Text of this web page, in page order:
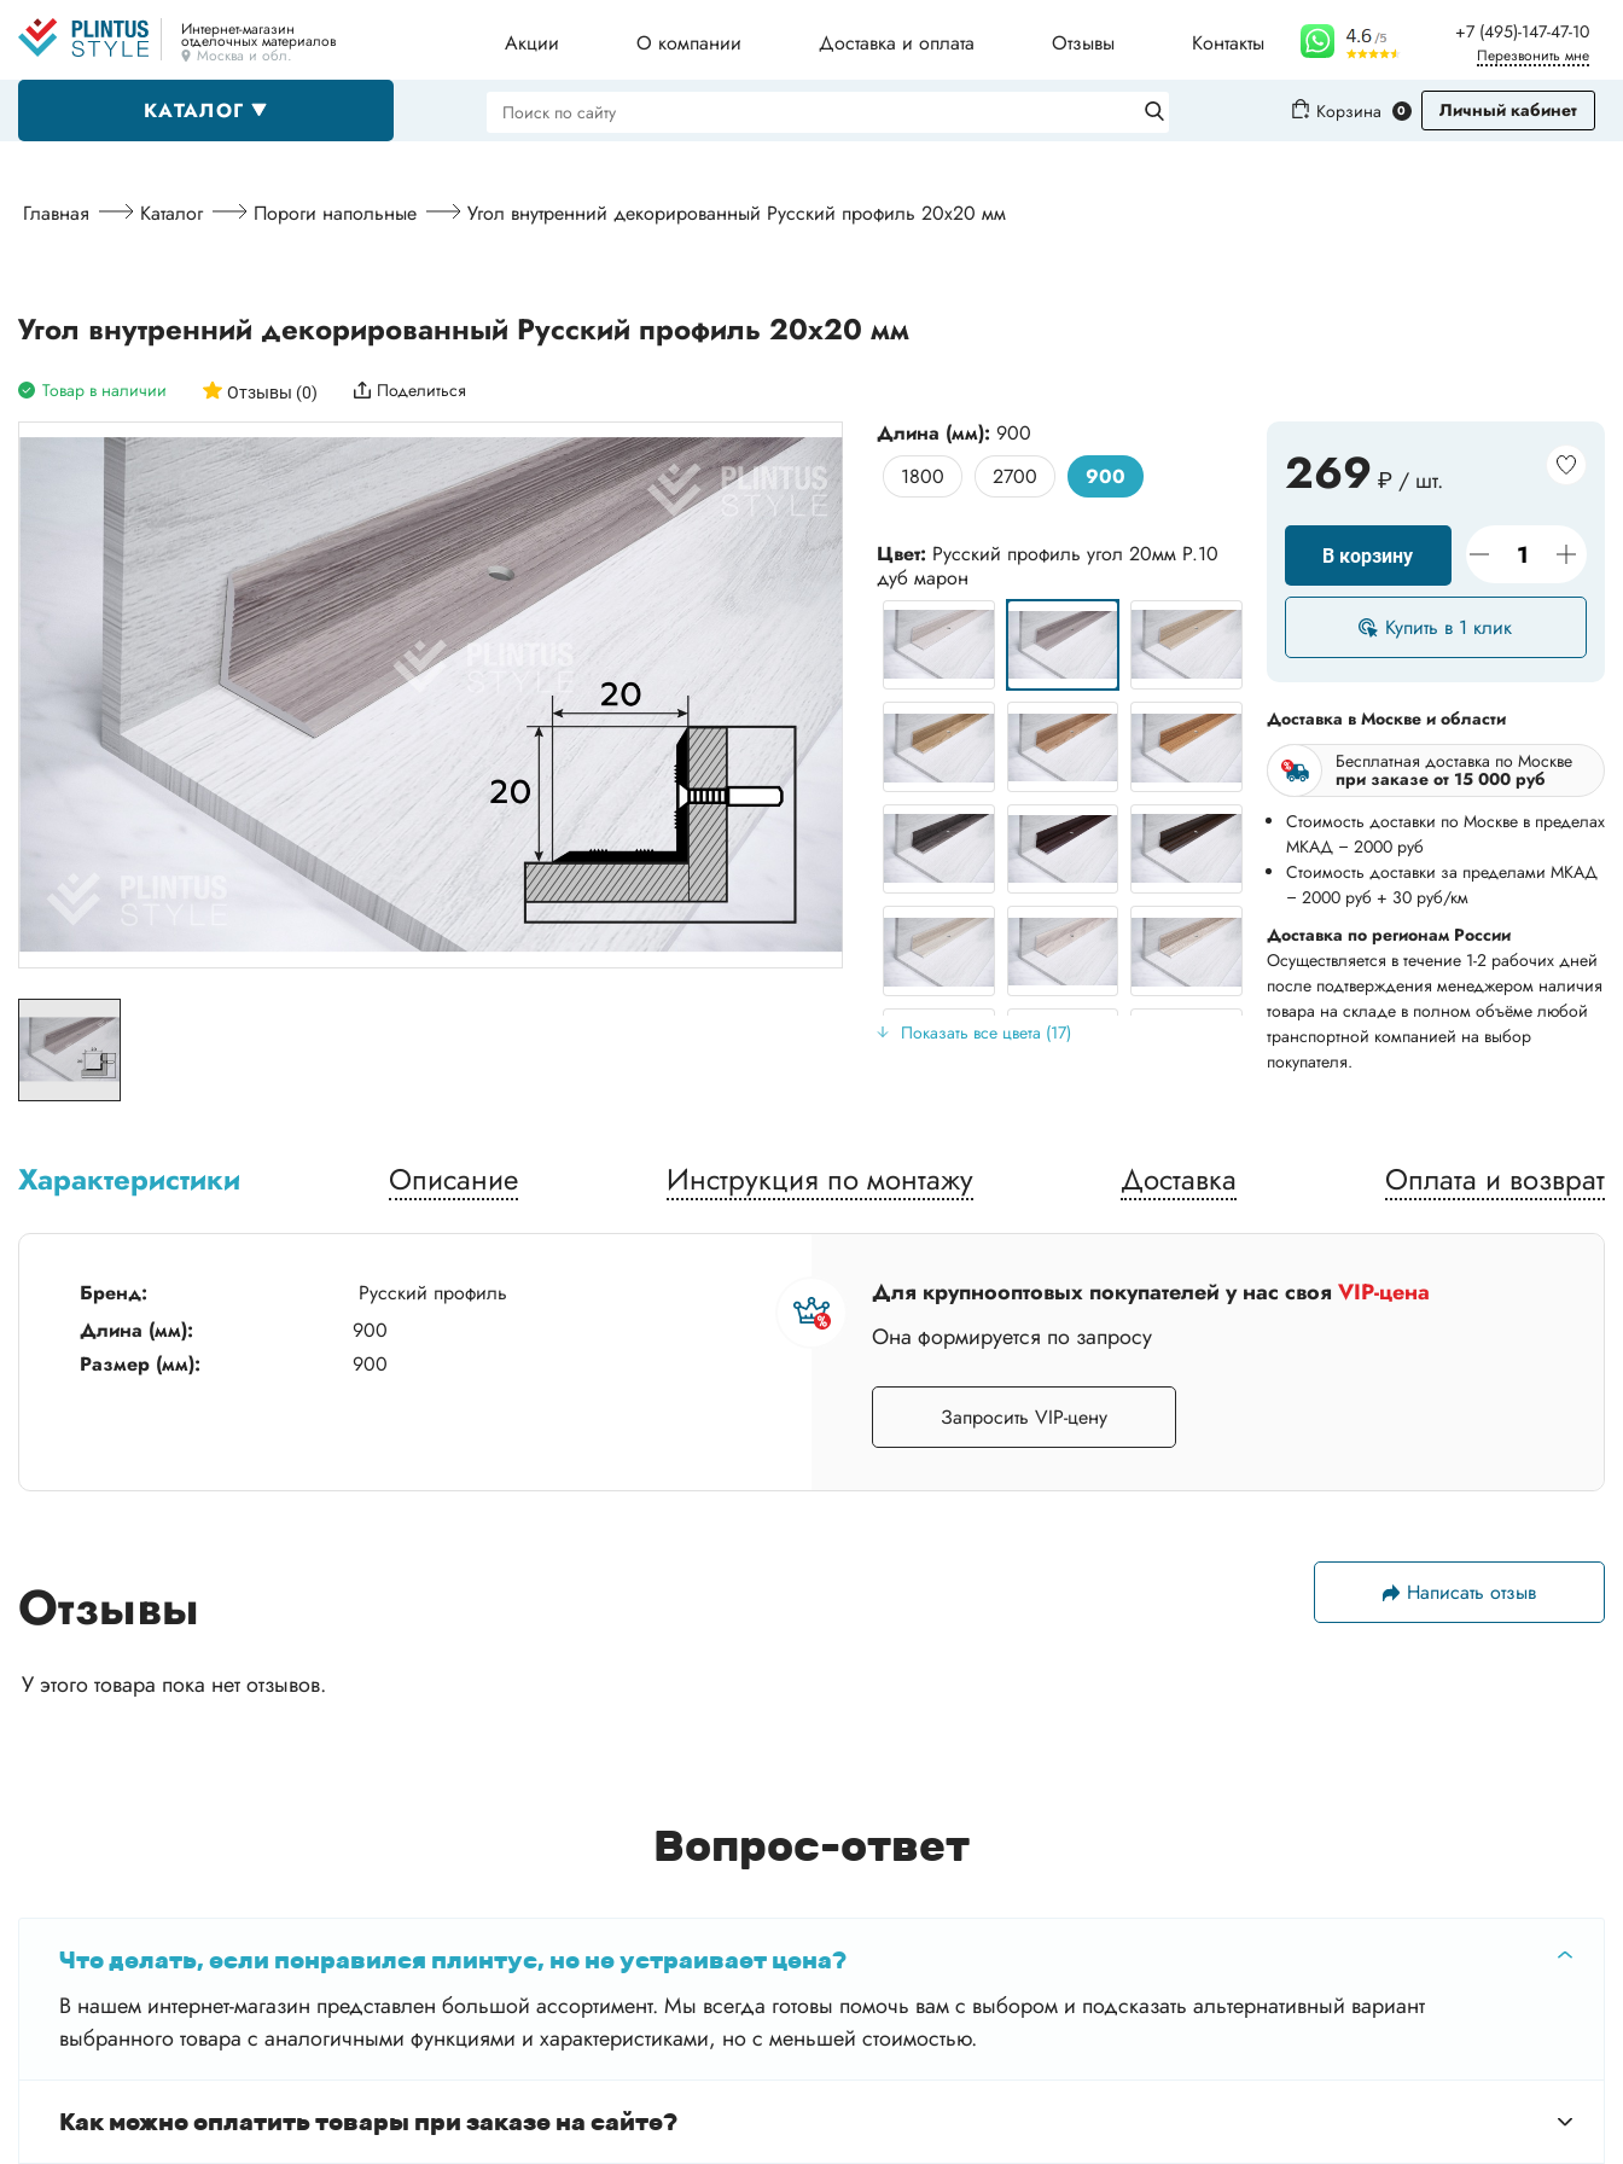
Интернет-магазин
отделочных материалов
Москва и обл. Акции О компании Доставка и оплата Отзывы Контакты +7 (495)-147-47-10
Перезвонить мне
КАТАЛОГ
Напольные плинтусы Потолочные плинтусы
Пороги
Алюминиевые профили Комплектующие для плинтуса Сопутствующие товары
Резиновые коврики
Корзина 0
Личный кабинет
Главная Каталог Пороги напольные Угол внутренний декорированный Русский профиль 20х20 мм
Угол внутренний декорированный Русский профиль 20х20 мм
Товар в наличии Отзывы (0) Поделиться
Длина (мм):900
1800
2700 900
Цвет: Русский профиль угол 20мм Р.10
дуб марон
Показать все цвета (17)
269 ₽ / шт.
В корзину
Купить в 1 клик
Доставка в Москве и области
Бесплатная доставка по Москве
при заказе от 15 000 руб
Стоимость доставки по Москве в пределах
МКАД – 2000 руб
Стоимость доставки за пределами МКАД
– 2000 руб + 30 руб/км
Доставка по регионам России
Осуществляется в течение 1-2 рабочих дней
после подтверждения менеджером наличия
товара на складе в полном объёме любой
транспортной компанией на выбор
покупателя.
Характеристики Описание Инструкция по монтажу Доставка Оплата и возврат
Бренд:
Русский профиль
Длина (мм):
900
Размер (мм):
900
Для крупнооптовых покупателей у нас своя VIP-цена
Она формируется по запросу
Запросить VIP-цену
Отзывы Написать отзыв
У этого товара пока нет отзывов.
Вопрос-ответ
Что делать, если понравился плинтус, но не устраивает цена?
В нашем интернет-магазин представлен большой ассортимент. Мы всегда готовы помочь вам с выбором и подсказать альтернативный вариант
выбранного товара с аналогичными функциями и характеристиками, но с меньшей стоимостью.
Как можно оплатить товары при заказе на сайте?